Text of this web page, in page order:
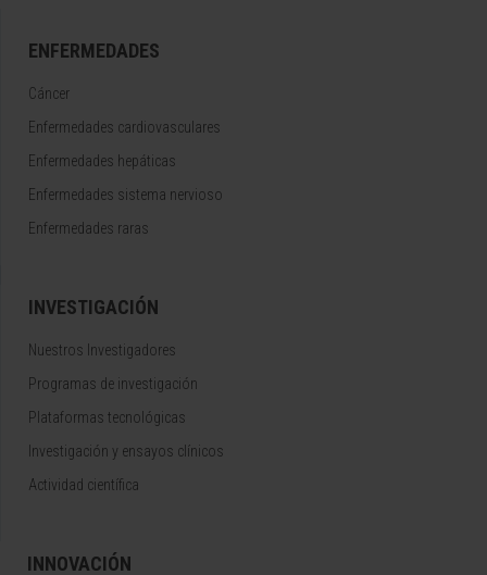
ENFERMEDADES
Cáncer
Enfermedades cardiovasculares
Enfermedades hepáticas
Enfermedades sistema nervioso
Enfermedades raras
INVESTIGACIÓN
Nuestros Investigadores
Programas de investigación
Plataformas tecnológicas
Investigación y ensayos clínicos
Actividad científica
INNOVACIÓN